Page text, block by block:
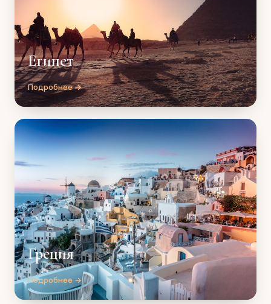
Египет
Подробнее →
Греция
Подробнее →